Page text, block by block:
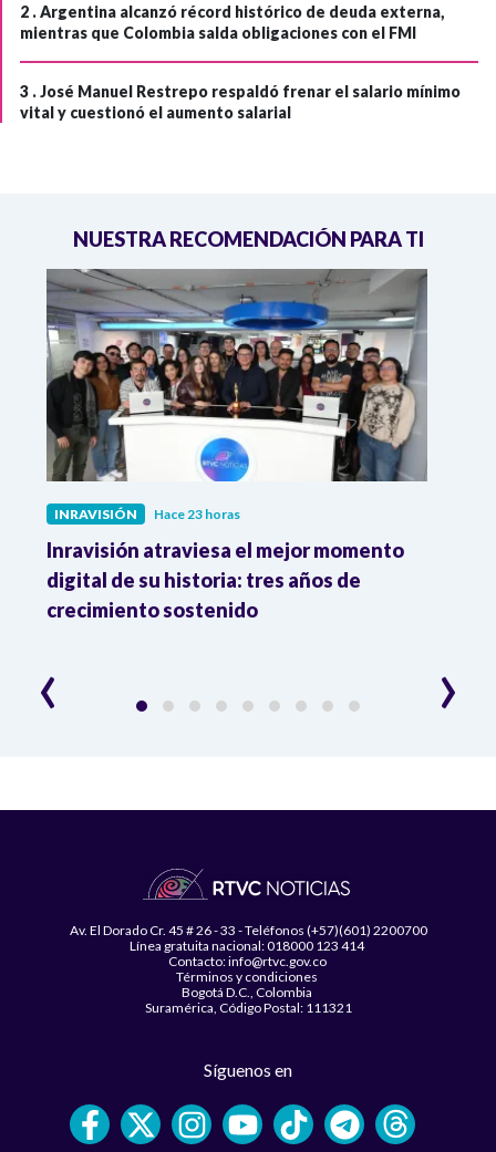
2 .Argentina alcanzó récord histórico de deuda externa,
mientras que Colombia salda obligaciones con el FMI
3 .José Manuel Restrepo respaldó frenar el salario mínimo
vital y cuestionó el aumento salarial
NUESTRA RECOMENDACIÓN PARA TI
INRAVISIÓN Hace 23 horas
Inravisión atraviesa el mejor momento
digital de su historia: tres años de
crecimiento sostenido
‹ ›
Av. El Dorado Cr. 45 # 26 - 33 - Teléfonos (+57)(601) 2200700
Línea gratuita nacional: 018000 123 414
Contacto: info@rtvc.gov.co
Términos y condiciones
Bogotá D.C., Colombia
Suramérica, Código Postal: 111321
Síguenos en